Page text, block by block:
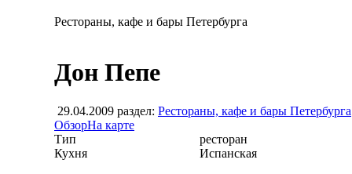
Рестораны, кафе и бары Петербурга
Дон Пепе
29.04.2009 раздел: Рестораны, кафе и бары Петербурга
ОбзорНа карте
Тип
ресторан
Кухня
Испанская